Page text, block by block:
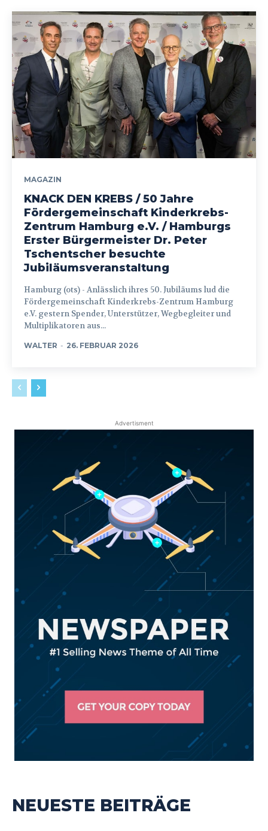
MAGAZIN
KNACK DEN KREBS / 50 Jahre
Fördergemeinschaft Kinderkrebs-
Zentrum Hamburg e.V. / Hamburgs
Erster Bürgermeister Dr. Peter
Tschentscher besuchte
Jubiläumsveranstaltung
Hamburg (ots) - Anlässlich ihres 50. Jubiläums lud die
Fördergemeinschaft Kinderkrebs-Zentrum Hamburg
e.V. gestern Spender, Unterstützer, Wegbegleiter und
Multiplikatoren aus...
WALTER - 26. FEBRUAR 2026
Advertisment
NEUESTE BEITRÄGE